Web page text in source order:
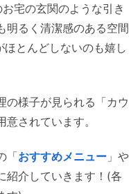
宅の玄関のような引き
明るく清潔感のある空間
とんどしないのも嬉し
の様子が見られる「カウ
されています。
「おすすめメニュー 」や
紹介していきます！(各